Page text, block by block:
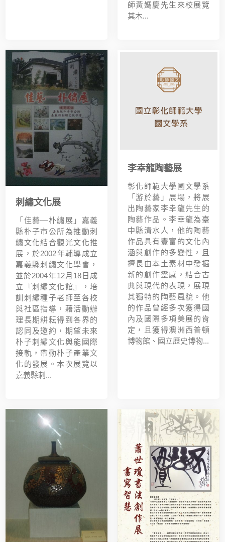
師黃媽慶先生來校展覽
其木...
刺繡文化展
「佳藝—朴繡展」嘉義
縣朴子市公所為推動刺
繡文化結合觀光文化推
展，於2002年輔導成立
嘉義縣刺繡文化學會，
並於2004年12月18日成
立『刺繡文化館』，培
訓刺繡種子老師至各校
與社區指導，藉活動辦
理長期耕耘得到各界的
認同及邀約，期望未來
朴子刺繡文化與能國際
接軌，帶動朴子產業文
化的發展。本次展覽以
嘉義縣刺...
李幸龍陶藝展
彰化師範大學國文學系
「游於藝」展場，將展
出陶藝家李幸龍先生的
陶藝作品。李幸龍為臺
中縣清水人，他的陶藝
作品具有豐富的文化內
涵與創作的多變性，且
擅長由本土素材中發掘
新的創作靈感，結合古
典與現代的表現，展現
其獨特的陶藝風貌。他
的作品曾經多次獲得國
內及國際多項美展的肯
定，且獲得澳洲西普頓
博物館、國立歷史博物...